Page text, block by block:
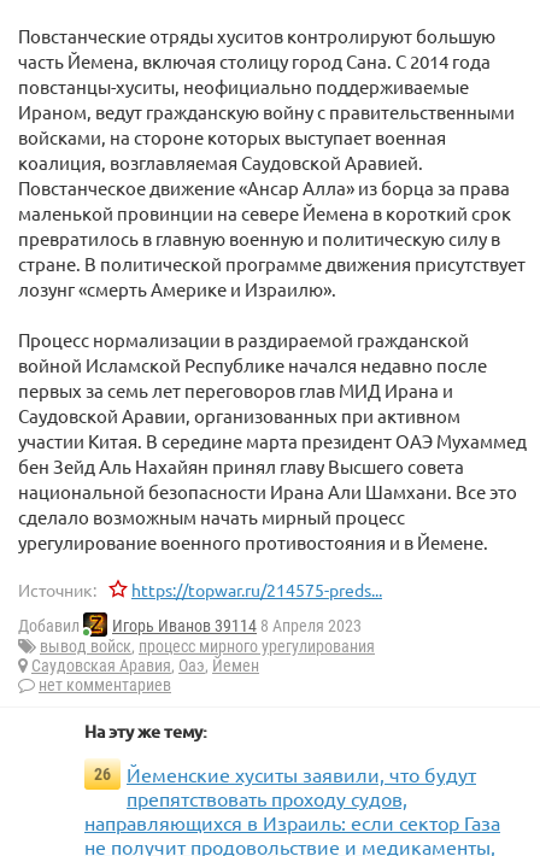
Повстанческие отряды хуситов контролируют большую
часть Йемена, включая столицу город Сана. С 2014 года
повстанцы-хуситы, неофициально поддерживаемые
Ираном, ведут гражданскую войну с правительственными
войсками, на стороне которых выступает военная
коалиция, возглавляемая Саудовской Аравией.
Повстанческое движение «Ансар Алла» из борца за права
маленькой провинции на севере Йемена в короткий срок
превратилось в главную военную и политическую силу в
стране. В политической программе движения присутствует
лозунг «смерть Америке и Израилю».
Процесс нормализации в раздираемой гражданской
войной Исламской Республике начался недавно после
первых за семь лет переговоров глав МИД Ирана и
Саудовской Аравии, организованных при активном
участии Китая. В середине марта президент ОАЭ Мухаммед
бен Зейд Аль Нахайян принял главу Высшего совета
национальной безопасности Ирана Али Шамхани. Все это
сделало возможным начать мирный процесс
урегулирование военного противостояния и в Йемене.
Источник: https://topwar.ru/214575-preds...
Добавил Игорь Иванов 39114 8 Апреля 2023
вывод войск, процесс мирного урегулирования
Саудовская Аравия, Оаэ, Йемен
нет комментариев
На эту же тему:
26
Йеменские хуситы заявили, что будут
препятствовать проходу судов,
направляющихся в Израиль: если сектор Газа
не получит продовольствие и медикаменты,